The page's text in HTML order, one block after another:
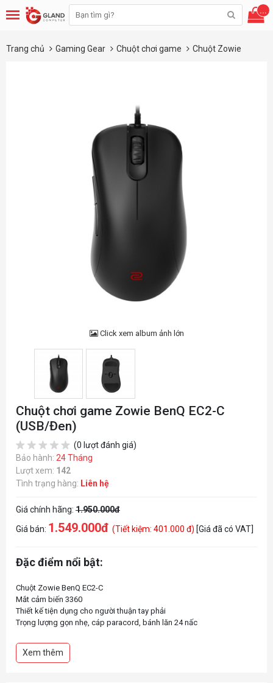
...
Trang chủ Gaming Gear Chuột chơi game Chuột Zowie
Click xem album ảnh lớn
Chuột chơi game Zowie BenQ EC2-C
(USB/Đen)
(0 lượt đánh giá)
Bảo hành: 24 Tháng
Lượt xem: 142
Tình trạng hàng: Liên hệ
Giá chính hãng: 1.950.000đ
Giá bán: 1.549.000đ (Tiết kiệm: 401.000 đ) [Giá đã có VAT]
Đặc điểm nổi bật:
Chuột Zowie BenQ EC2-C
Mắt cảm biến 3360
Thiết kế tiện dụng cho người thuận tay phải ​
Trọng lượng gọn nhẹ, cáp paracord, bánh lăn 24 nấc
Các mức điều chỉnh DPI 400/800/1600/3200
USB report rate có thể điều chỉnh 125/500/1000 Hz
Xem thêm